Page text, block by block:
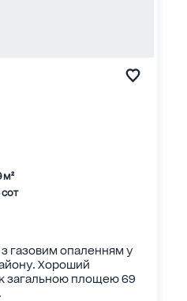
м²
сот
газовим опаленням у
Хороший
загальною площею 69